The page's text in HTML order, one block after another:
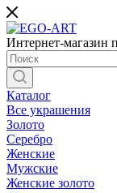
Интернет-магазин
Каталог
Все украшения
Золото
Серебро
Женские
Мужские
Женские золото